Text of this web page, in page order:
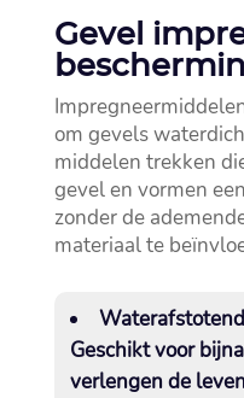
Gevel
om gevels
middelen trekken
gevel en vormen
zonder de
materiaal te
Geschikt voor
verlengen de